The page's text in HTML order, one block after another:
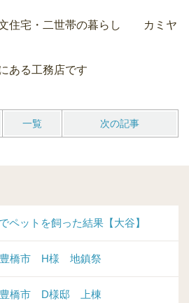
文住宅・二世帯の暮らし カミヤ
ある工務店です
一覧 次の記事
ペットを飼った結果【大谷】
橋市 H様 地鎮祭
橋市 D様邸 上棟